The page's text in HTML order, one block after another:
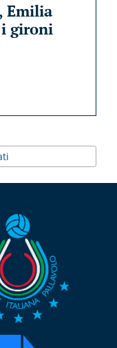
Emilia
i gironi